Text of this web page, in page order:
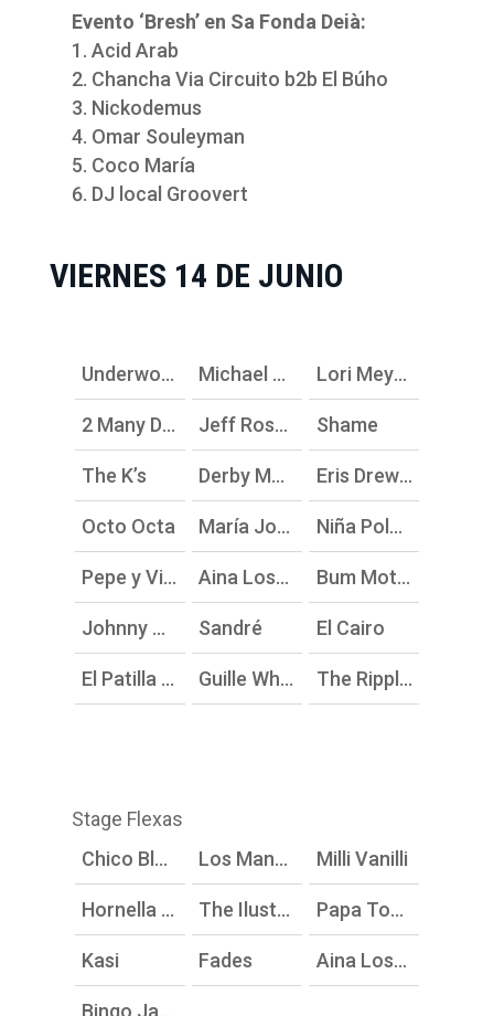
Evento ‘Bresh’ en Sa Fonda Deià:
Acid Arab
Chancha Via Circuito b2b El Búho
Nickodemus
Omar Souleyman
Coco María
DJ local Groovert
VIERNES 14 DE JUNIO
Underworld Michael Kiwanuka Lori Meyers
2 Many DJs Jeff Rosenstock Shame
The K’s Derby Motoretas Burrito Kachimba Eris Drew B2B
Octo Octa María José Llergo Niña Polaca
Pepe y Vizio Aina Losange Bum Motion Club
Johnny Garso Sandré El Cairo
El Patilla DJ Guille Wheel and the Waves The Ripples
Stage Flexas
Chico Blanco
Los Manolos Milli Vanilli
Hornella Góngora + Pupi Poisson + Vania Vainilla The Ilustrious Blacks Papa Topo
Kasi Fades Aina Losange
Bingo Jamón con Sharonne + La Terre + Lady Dijey